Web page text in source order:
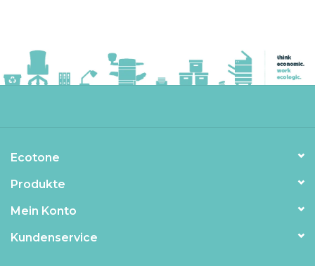
Ecotone
Produkte
Mein Konto
Kundenservice